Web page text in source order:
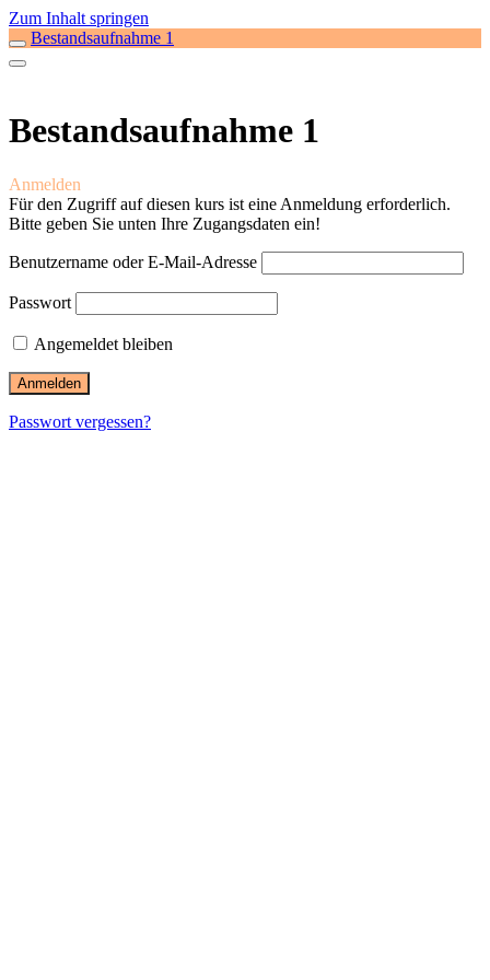
Zum Inhalt springen
Bestandsaufnahme 1
Bestandsaufnahme 1
Anmelden
Für den Zugriff auf diesen kurs ist eine Anmeldung erforderlich.
Bitte geben Sie unten Ihre Zugangsdaten ein!
Benutzername oder E-Mail-Adresse
Passwort
Angemeldet bleiben
Passwort vergessen?